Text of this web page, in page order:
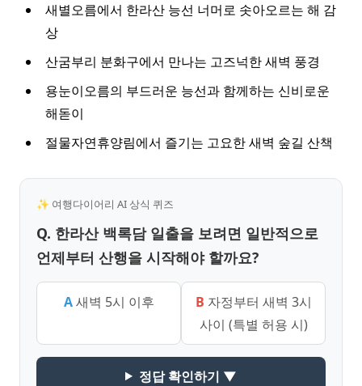
새별오름에서 한라산 능선 너머로 솟아오르는 해 감
상
산굼부리 분화구에서 만나는 고즈넉한 새벽 풍경
용눈이오름의 부드러운 능선과 함께하는 신비로운
해돋이
절물자연휴양림에서 즐기는 고요한 새벽 숲길 산책
✨ 여행다이어리 AI 상식 퀴즈
Q. 한라산 백록담 일출을 보려면 일반적으로
언제부터 산행을 시작해야 할까요?
A새벽 5시 이후 B 자정부터 새벽 3시
사이 (특별 허용 시)
정답 확인하기 ▼